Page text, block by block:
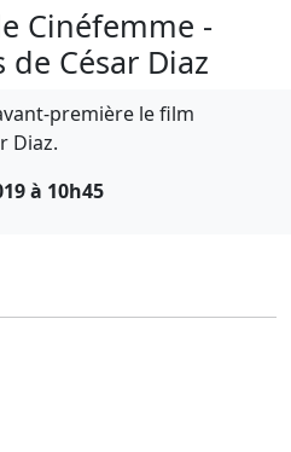
Cinéfemme -
César Diaz
première le film
Diaz.
à 10h45